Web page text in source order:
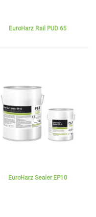
EuroHarz Rail PUD 65
EuroHarz Sealer EP10